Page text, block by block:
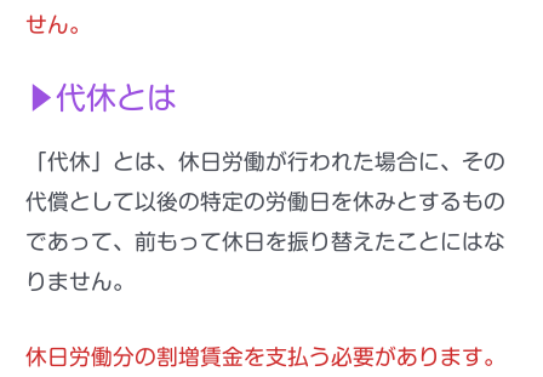
せん。
▶代休とは
「代休」とは、休日労働が行われた場合に、その
代償として以後の特定の労働日を休みとするもの
であって、前もって休日を振り替えたことにはな
りません。
休日労働分の割増賃金を支払う必要があります。